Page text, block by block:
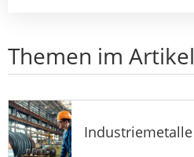
Themen im Artikel
Industriemetalle